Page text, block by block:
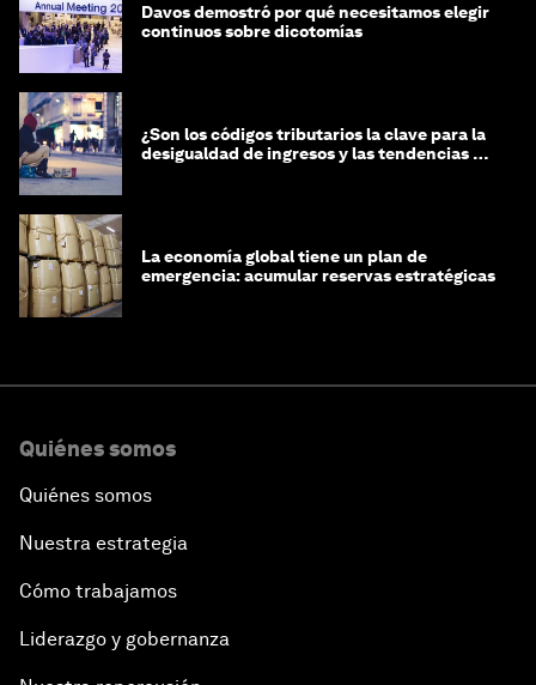
Davos demostró por qué necesitamos elegir
continuos sobre dicotomías
¿Son los códigos tributarios la clave para la
desigualdad de ingresos y las tendencias de
La economía global tiene un plan de
emergencia: acumular reservas estratégicas
Quiénes somos
Quiénes somos
Nuestra estrategia
Cómo trabajamos
Liderazgo y gobernanza